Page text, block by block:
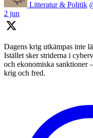
Litteratur & Politik
2 jun
Dagens krig utkämpas inte
Istället sker striderna i
och ekonomiska sanktioner
krig och fred.